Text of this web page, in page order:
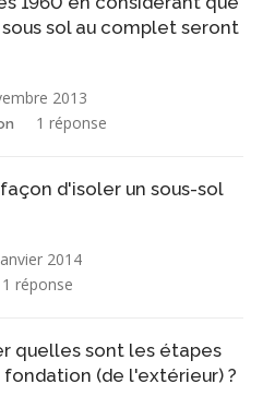
sol au complet seront
2013
1 réponse
d'isoler un sous-sol
2014
1 réponse
quelles sont les étapes
(de l'extérieur) ?